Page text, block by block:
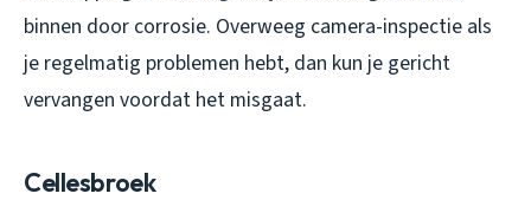
binnen door corrosie. Overweeg camera-inspectie als
je regelmatig problemen hebt, dan kun je gericht
vervangen voordat het misgaat.
Cellesbroek